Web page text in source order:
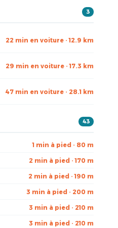
3
22 min en voiture · 12.9 km
29 min en voiture · 17.3 km
47 min en voiture · 28.1 km
43
1 min à pied · 80 m
2 min à pied · 170 m
2 min à pied · 190 m
3 min à pied · 200 m
3 min à pied · 210 m
3 min à pied · 210 m